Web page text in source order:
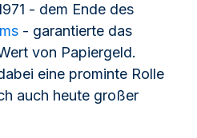
- dem Ende des
- garantierte das
von Papiergeld.
eine prominte Rolle
auch heute großer